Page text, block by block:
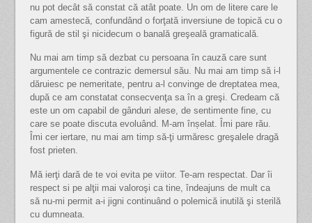
nu pot decât să constat că atât poate. Un om de litere care le
cam amestecă, confundând o forţată inversiune de topică cu o
figură de stil şi nicidecum o banală greşeală gramaticală.
Nu mai am timp să dezbat cu persoana în cauză care sunt
argumentele ce contrazic demersul său. Nu mai am timp să i-l
dăruiesc pe nemeritate, pentru a-l convinge de dreptatea mea,
după ce am constatat consecvenţa sa în a greşi. Credeam că
este un om capabil de gânduri alese, de sentimente fine, cu
care se poate discuta evoluând. M-am înșelat. Îmi pare rău.
Îmi cer iertare, nu mai am timp să-ţi urmăresc greşalele dragă
fost prieten.
Mă ierţi dară de te voi evita pe viitor. Te-am respectat. Dar îi
respect si pe alţii mai valoroşi ca tine, îndeajuns de mult ca
să nu-mi permit a-i jigni continuând o polemică inutilă şi sterilă
cu dumneata.